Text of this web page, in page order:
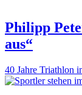
Philipp
aus“
40 Jahre Triathlon